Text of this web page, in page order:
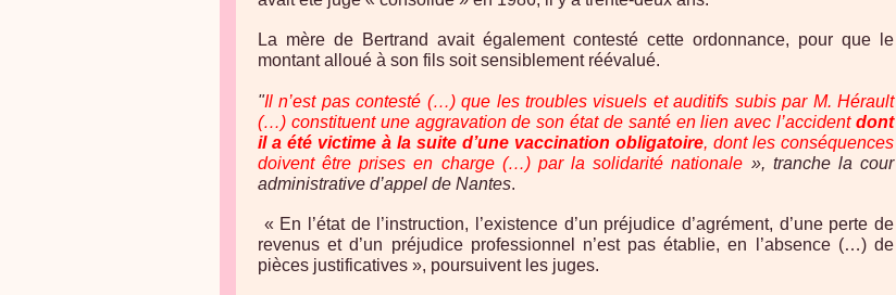
La mère de Bertrand avait également contesté cette ordonnance, pour que le
montant alloué à son fils soit sensiblement réévalué.
"Il n’est pas contesté (…) que les troubles visuels et auditifs subis par M. Hérault
(…) constituent une aggravation de son état de santé en lien avec l’accident dont
il a été victime à la suite d’une vaccination obligatoire, dont les conséquences
doivent être prises en charge (…) par la solidarité nationale », tranche la cour
administrative d’appel de Nantes.
« En l’état de l’instruction, l’existence d’un préjudice d’agrément, d’une perte de
revenus et d’un préjudice professionnel n’est pas établie, en l’absence (…) de
pièces justificatives », poursuivent les juges.